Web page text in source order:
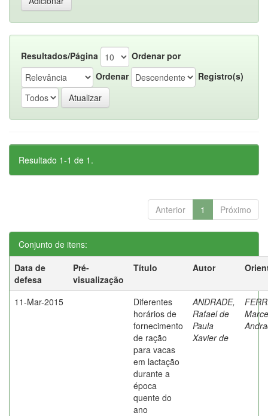
Resultados/Página
Ordenar por
Ordenar
Registro(s)
Resultado 1-1 de 1.
Anterior 1 Próximo
Conjunto de itens:
Data de
defesa
Pré-
visualização
Título Autor
11-Mar-2015
Diferentes
horários de
fornecimento
de ração
para vacas
em lactação
durante a
época
quente do
ano
ANDRADE,
Rafael de
Paula
Xavier de